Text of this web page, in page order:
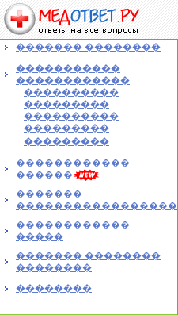
������� ��������
�����������
������������
����������
���������
����������
���������
���������
������������
������
�������
�����������������
������������
�����
������� ��������
��������
��������